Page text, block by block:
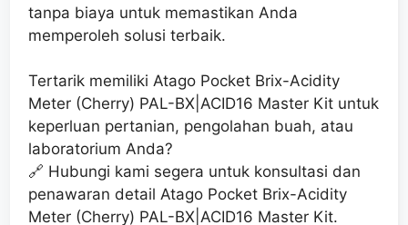
tanpa biaya untuk memastikan Anda
memperoleh solusi terbaik.
Tertarik memiliki Atago Pocket Brix-Acidity
Meter (Cherry) PAL-BX|ACID16 Master Kit untuk
keperluan pertanian, pengolahan buah, atau
laboratorium Anda?
🔗 Hubungi kami segera untuk konsultasi dan
penawaran detail Atago Pocket Brix-Acidity
Meter (Cherry) PAL-BX|ACID16 Master Kit.